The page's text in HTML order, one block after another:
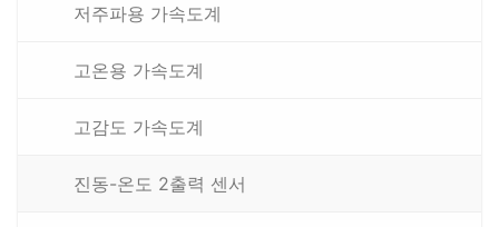
저주파용 가속도계
고온용 가속도계
고감도 가속도계
진동-온도 2출력 센서